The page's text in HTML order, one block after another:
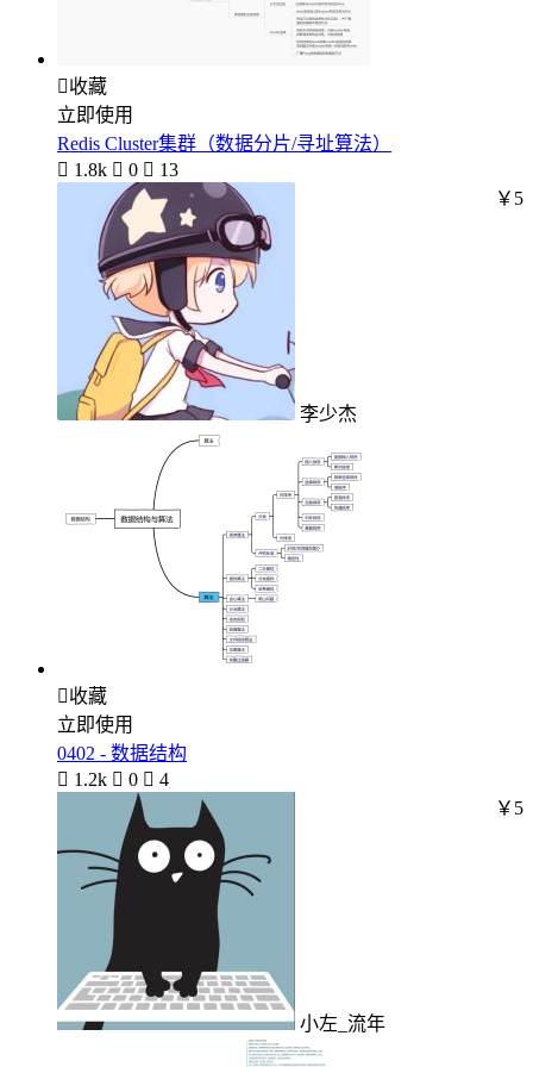
收藏
立即使用
Redis Cluster集群（数据分片/寻址算法）
 1.8k  0  13
李少杰
￥5
收藏
立即使用
0402 - 数据结构
 1.2k  0  4
小左_流年
￥5